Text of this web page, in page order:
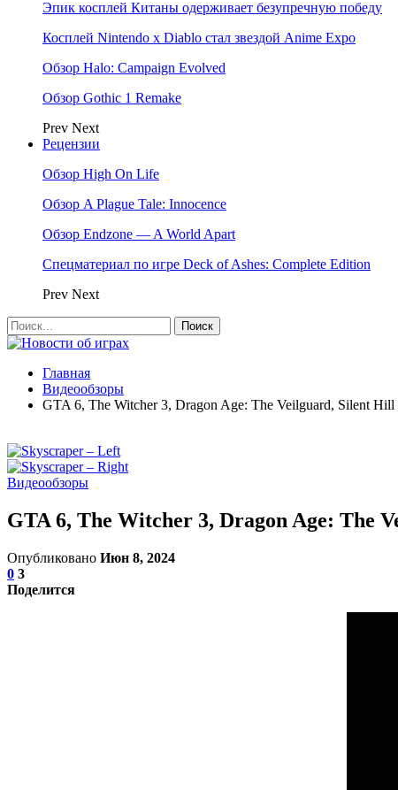
Эпик косплей Китаны одерживает безупречную победу
Косплей Nintendo x Diablo стал звездой Anime Expo
Обзор Halo: Campaign Evolved
Обзор Gothic 1 Remake
Prev Next
Рецензии
Обзор High On Life
Обзор A Plague Tale: Innocence
Обзор Endzone — A World Apart
Спецматериал по игре Deck of Ashes: Complete Edition
Prev Next
Главная
Видеообзоры
GTA 6, The Witcher 3, Dragon Age: The Veilguard, Silent
Видеообзоры
GTA 6, The Witcher 3, Dragon Age:
Опубликовано Июн 8, 2024
0 3
Поделится